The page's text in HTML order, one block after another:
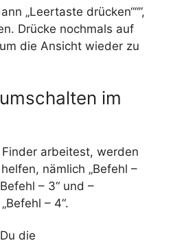
„Leertaste drücken““”,
Drücke nochmals auf
die Ansicht wieder zu
im
arbeitest, werden
nämlich „Befehl –
– 3“ und –
– 4“.
die